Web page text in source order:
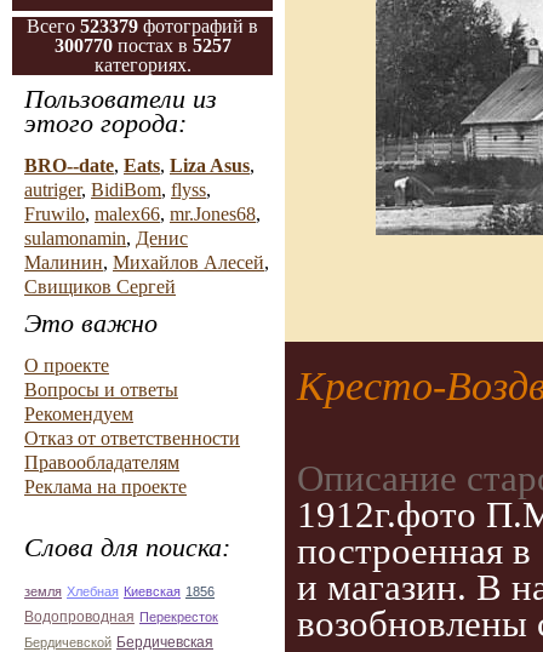
Всего 523379 фотографий в
300770постах в 5257
категориях.
Пользователи из
этого города:
BRO--date, Eats, Liza Asus,
autriger, BidiBom, flyss,
Fruwilo, malex66, mr.Jones68,
sulamonamin, Денис
Малинин, Михайлов Алесей,
Свищиков Сергей
Это важно
О проекте
Вопросы и ответы
Рекомендуем
Отказ от ответственности
Правообладателям
Реклама на проекте
Слова для поиска:
земля Хлебная Киевская 1856
Водопроводная Перекресток
Бердичевской Бердичевская
Кресто-
Описание
1912г.фото
построенная в
и магазин. В